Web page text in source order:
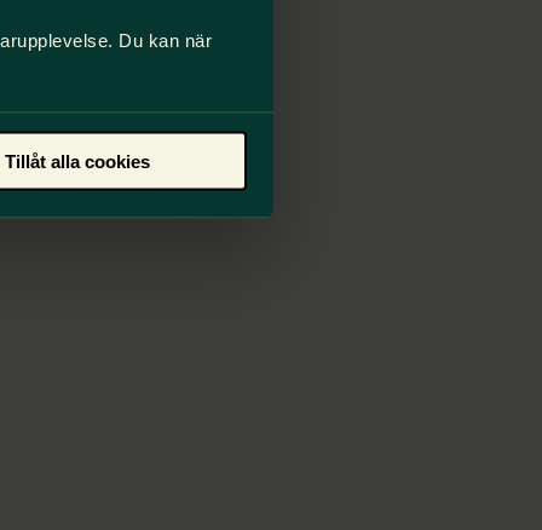
Du kan när
Tillåt alla cookies